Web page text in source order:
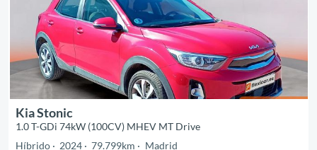
Kia Stonic
1.0 T-GDi 74kW (100CV) MHEV MT Drive
Híbrido
2024 79.799km Madrid